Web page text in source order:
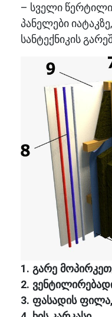
– სველი
პანელები
სანტექნიკის
1. გარე
2.
3. ფასადის ფილა,